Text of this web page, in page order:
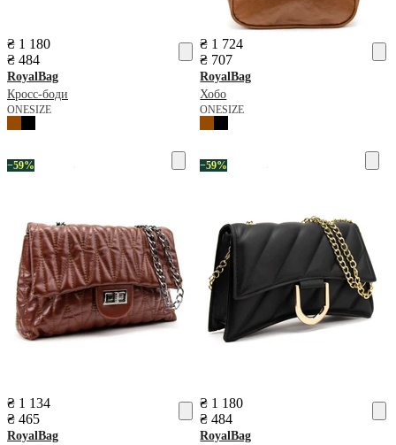
₴ 1 180
₴ 484
RoyalBag
Кросс-боди
ONESIZE
₴ 1 724
₴ 707
RoyalBag
Хобо
ONESIZE
−59%
₴ 1 134
₴ 465
RoyalBag
−59%
₴ 1 180
₴ 484
RoyalBag